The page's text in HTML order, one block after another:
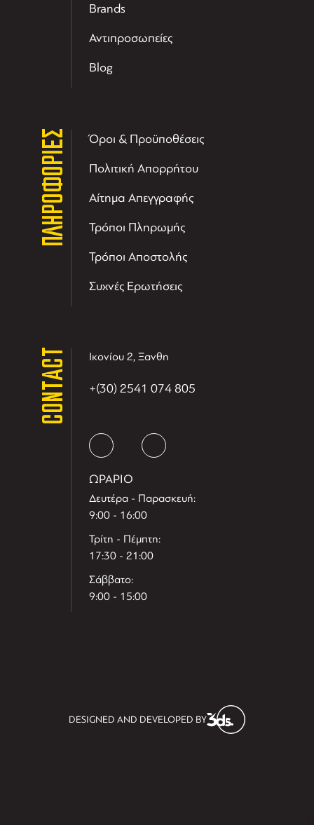
Brands
Αντιπροσωπείες
Blog
ΠΛΗΡΟΦΟΡΙΕΣ Όροι & Προϋποθέσεις
Πολιτική Απορρήτου
Αίτημα Απεγγραφής
Τρόποι Πληρωμής
Τρόποι Αποστολής
Συχνές Ερωτήσεις
CONTACT Ικονίου 2, Ξανθη
+(30) 2541 074 805
ΩΡΑΡΙΟ
Δευτέρα - Παρασκευή:
9:00 - 16:00
Τρίτη - Πέμπτη:
17:30 - 21:00
Σάββατο:
9:00 - 15:00
DESIGNED AND DEVELOPED BY